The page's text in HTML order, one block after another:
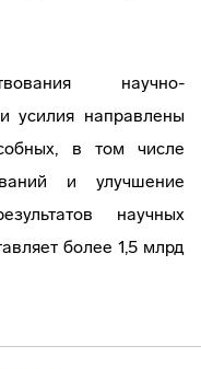
научно-
усилия направлены
в том числе
и улучшение
научных
более 1,5 млрд